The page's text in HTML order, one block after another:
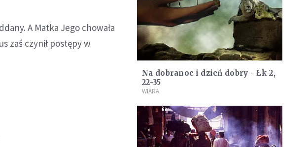
A Matka Jego chowała
zaś czynił postępy w
Na dobranoc i dzień dobry - Łk 2,
22-35
WIARA